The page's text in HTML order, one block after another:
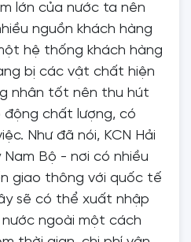
lớn của nước ta nên
nguồn khách hàng
hệ thống khách hàng
bị các vật chất hiện
nhân tốt nên thu hút
động chất lượng, có
Như đã nói, KCN Hải
Nam Bộ - nơi có nhiều
giao thông với quốc tế
sẽ có thể xuất nhập
ngoài một cách